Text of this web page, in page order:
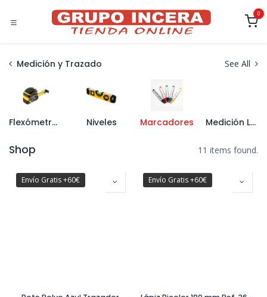
0
Medición y Trazado See All
Flexómetros y Cintas Métricas Niveles Marcadores Medición Laser
Shop 11 items found.
Envío Gratis +60€ Envío Gratis +60€